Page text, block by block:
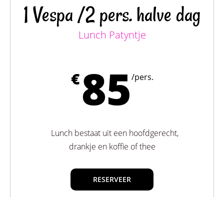
1 Vespa /2 pers. halve dag
Lunch Patyntje
€85/pers.
Lunch bestaat uit een hoofdgerecht,
drankje en koffie of thee
RESERVEER